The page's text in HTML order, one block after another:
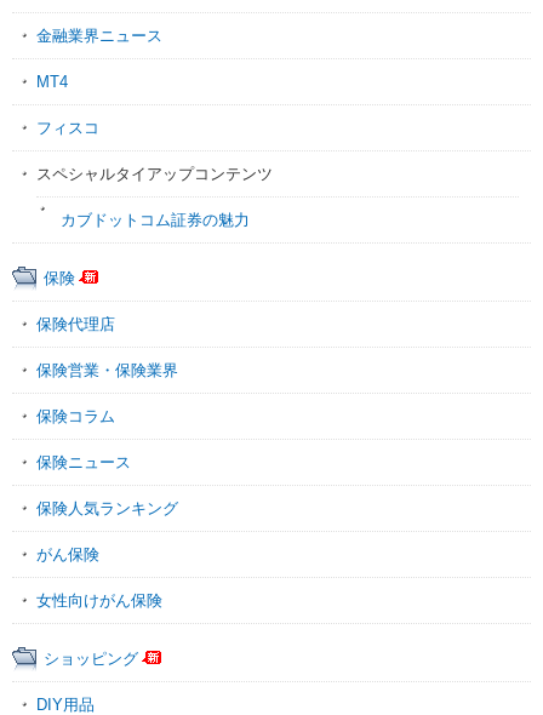
金融業界ニュース
MT4
フィスコ
スペシャルタイアップコンテンツ
カブドットコム証券の魅力
保険
保険代理店
保険営業・保険業界
保険コラム
保険ニュース
保険人気ランキング
がん保険
女性向けがん保険
ショッピング
DIY用品